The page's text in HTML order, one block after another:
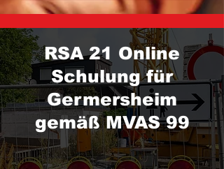
RSA 21 Online
Schulung für
Germersheim
gemäß MVAS 99